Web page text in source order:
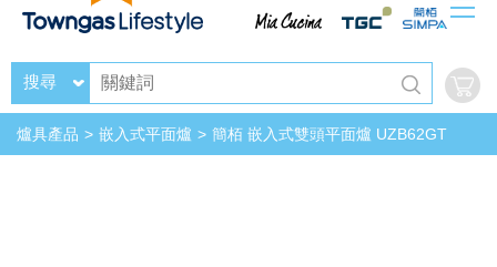
搜尋
爐具產品 嵌入式平面爐 簡栢 嵌入式雙頭平面爐 UZB62GT